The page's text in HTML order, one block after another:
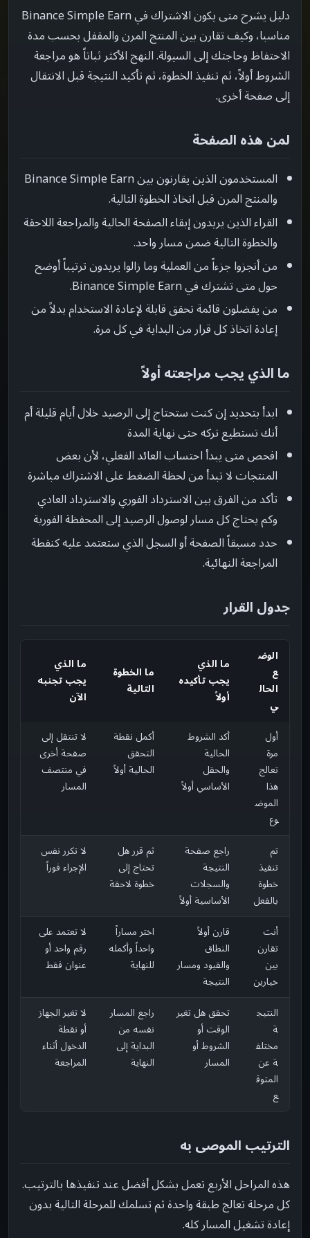
أخطاء شائعة ->
ماذا تقرأ بعد ذلك ->
دليل يشرح متى يكون الاشتراك في Binance Simple Earn
مناسبا، وكيف تقارن بين المنتج المرن والمقفل بحسب مدة
الاحتفاظ وحاجتك إلى السيولة. النهج الأكثر ثباتاً هو مراجعة
الشروط أولاً، ثم تنفيذ الخطوة، ثم تأكيد النتيجة قبل الانتقال
إلى صفحة أخرى.
لمن هذه الصفحة
المستخدمون الذين يقارنون بين Binance Simple Earn
والمنتج المرن قبل اتخاذ الخطوة التالية.
القراء الذين يريدون إبقاء الصفحة الحالية والمراجعة اللاحقة
والخطوة التالية ضمن مسار واحد.
من أنجزوا جزءاً من العملية وما زالوا يريدون ترتيباً أوضح
حول متى تشترك في Binance Simple Earn.
من يفضلون قائمة تحقق قابلة لإعادة الاستخدام بدلاً من
إعادة اتخاذ كل قرار من البداية في كل مرة.
ما الذي يجب مراجعته أولاً
ابدأ بتحديد إن كنت ستحتاج إلى الرصيد خلال أيام قليلة أم
أنك تستطيع تركه حتى نهاية المدة
افحص متى يبدأ احتساب العائد الفعلي، لأن بعض
المنتجات لا تبدأ من لحظة الضغط على الاشتراك مباشرة
تأكد من الفرق بين الاسترداد الفوري والاسترداد العادي
وكم يحتاج كل مسار لوصول الرصيد إلى المحفظة الفورية
حدد مسبقاً الصفحة أو السجل الذي ستعتمد عليه كنقطة
المراجعة النهائية.
جدول القرار
الوض
ع
الحال
ي
ما الذي
يجب تأكيده
أولاً
ما الخطوة
التالية
ما الذي
يجب تجنبه
الآن
أول
مرة
تعالج
هذا
الموض
وع
أكد الشروط
الحالية
والحقل
الأساسي أولاً
أكمل نقطة
التحقق
الحالية أولاً
لا تنتقل إلى
صفحة أخرى
في منتصف
المسار
تم
تنفيذ
خطوة
بالفعل
راجع صفحة
النتيجة
والسجلات
الأساسية أولاً
ثم قرر هل
تحتاج إلى
خطوة لاحقة
لا تكرر نفس
الإجراء فوراً
أنت
تقارن
بين
خيارين
قارن أولاً
النطاق
والقيود ومسار
النتيجة
اختر مساراً
واحداً وأكمله
للنهاية
لا تعتمد على
رقم واحد أو
عنوان فقط
النتيج
ة
مختلف
ة عن
المتوق
ع
تحقق هل تغير
الوقت أو
الشروط أو
المسار
راجع المسار
نفسه من
البداية إلى
النهاية
لا تغير الجهاز
أو نقطة
الدخول أثناء
المراجعة
الترتيب الموصى به
هذه المراحل الأربع تعمل بشكل أفضل عند تنفيذها بالترتيب.
كل مرحلة تعالج طبقة واحدة ثم تسلمك للمرحلة التالية بدون
إعادة تشغيل المسار كله.